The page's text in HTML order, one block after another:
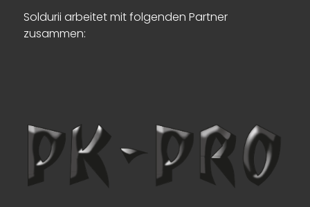
Soldurii arbeitet mit folgenden Partner
zusammen: